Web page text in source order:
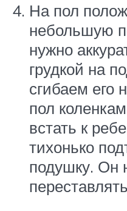
На пол
небольшую
нужно
грудкой на
сгибаем его
пол
встать к
тихонько
подушку. Он